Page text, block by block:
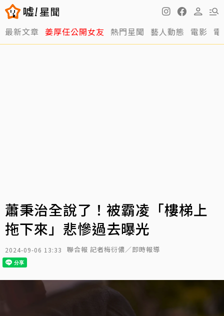
最新文章 姜厚任公開女友 熱門星聞 藝人動態 電影
蕭秉治全說了！被霸凌「樓梯上
拖下來」悲慘過去曝光
2024-09-06 13:33 聯合報 記者梅衍儂／即時報導